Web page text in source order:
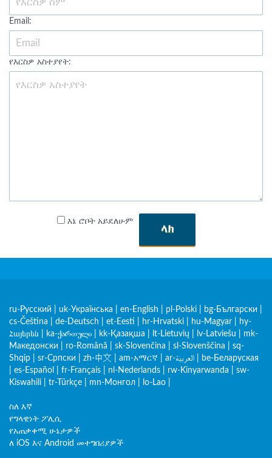
Email:
የእርስዎ አስተያየት:
እኔ ሮቦት አይደለሁም
ላክ
ru-Русский uk-Українська en-English pl-Polski bg-Български
cs-Čeština
de-Deutsch et-Eesti hr-Hrvatski hu-Magyar
hy-
Հայերեն
ka-ქართული kk-Қазақша lt-Lietuvių lv-Latviešu
mk-
Македонски
ro-Română sk-Slovenčina sl-Slovenščina
sq-
Shqip
sr-Српски zh-中文 am-አማርኛ ar-العربية
be-Беларуская
es-Español fr-Français nl-Nederlands rw-Kinyarwanda
sw-
Kiswahili
tr-Türkçe mn-Монгол lo-Lao
ስለ እኛ
የግላዊነት ፖሊሲ
የአጠቃቀሚ ሁኔታዎች
ለ iOS እና Android መተግበሪያዎች